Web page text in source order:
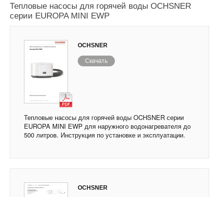
Тепловые насосы для горячей воды OCHSNER
серии EUROPA MINI EWP
OCHSNER
Скачать
Тепловые насосы для горячей воды OCHSNER серии
EUROPA MINI EWP для наружного водонагревателя до
500 литров. Инструкция по установке и эксплуатации.
OCHSNER